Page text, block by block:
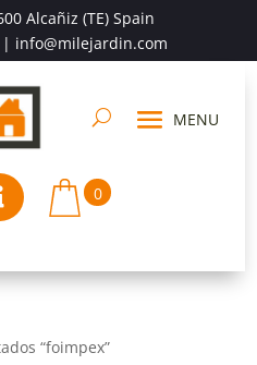
Alcañiz (TE) Spain
info@milejardin.com
0
“foimpex”